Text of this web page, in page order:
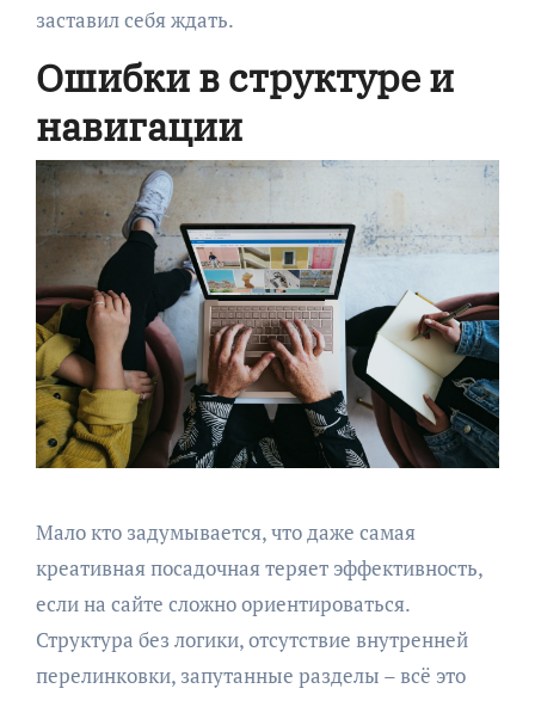
заставил себя ждать.
Ошибки в структуре и
навигации
Мало кто задумывается, что даже самая
креативная посадочная теряет эффективность,
если на сайте сложно ориентироваться.
Структура без логики, отсутствие внутренней
перелинковки, запутанные разделы – всё это